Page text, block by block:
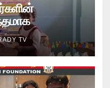
உறவுகள்..
TV